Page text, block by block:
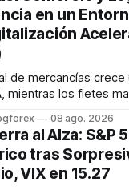
en un
de mercancías crece
mientras los fletes
y congestión. La
en un 90% del
08 ago. 2026
al Alza: S&P
tras
VIX en 15.27